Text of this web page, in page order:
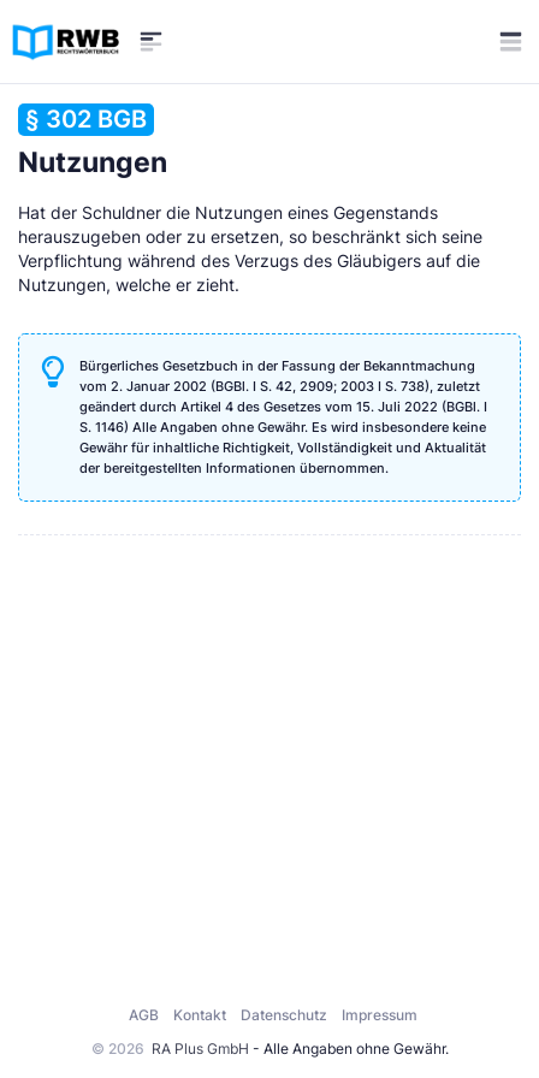
§ 302 BGB
Nutzungen
Hat der Schuldner die Nutzungen eines Gegenstands
herauszugeben oder zu ersetzen, so beschränkt sich seine
Verpflichtung während des Verzugs des Gläubigers auf die
Nutzungen, welche er zieht.
Bürgerliches Gesetzbuch in der Fassung der Bekanntmachung
vom 2. Januar 2002 (BGBl. I S. 42, 2909; 2003 I S. 738), zuletzt
geändert durch Artikel 4 des Gesetzes vom 15. Juli 2022 (BGBl. I
S. 1146) Alle Angaben ohne Gewähr. Es wird insbesondere keine
Gewähr für inhaltliche Richtigkeit, Vollständigkeit und Aktualität
der bereitgestellten Informationen übernommen.
© 2026 RA Plus GmbH - Alle Angaben ohne Gewähr.
AGB Kontakt Datenschutz Impressum